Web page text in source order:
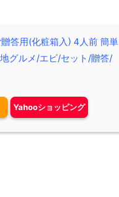
答用(化粧箱入) 4人前 簡単
グルメ/エビ/セット/贈答/
Yahooショッピング